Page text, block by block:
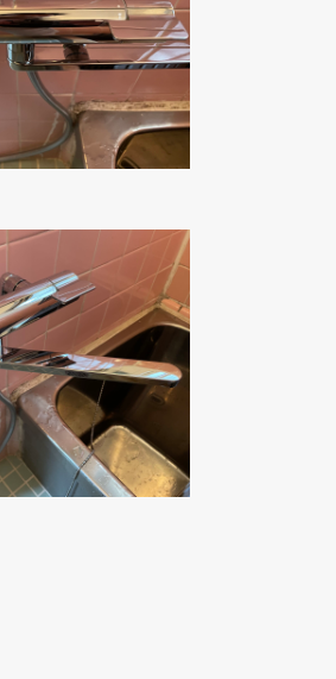
クでチラシのページにジャンプします
クでチラシのページにジャンプします